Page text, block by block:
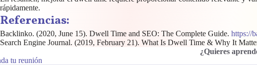
rápidamente.
Referencias:
Backlinko. (2020, June 15). Dwell Time and SEO: The Complete Guide. https://
Search Engine Journal. (2019, February 21). What Is Dwell Time & Why It
¿Quieres
tu reunión